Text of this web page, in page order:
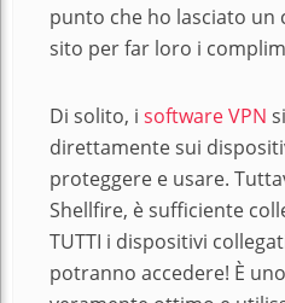
punto che ho lasciato
sito per far loro i
Di solito, i software VPN
direttamente sui
proteggere e usare.
Shellfire, è sufficiente
TUTTI i dispositivi
potranno accedere! È